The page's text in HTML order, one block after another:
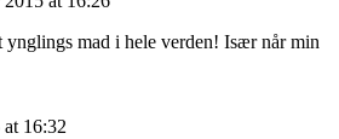
ynglings mad i hele verden! Især når min
16:32